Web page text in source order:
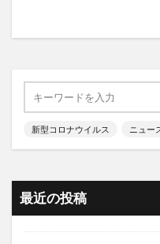
新型コロナウイルス ニュー
最近の投稿